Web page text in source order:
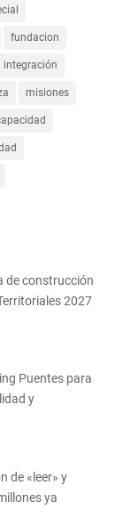
fundacion
integración
misiones
de construcción
2027
Puentes para
y
de «leer» y
ya